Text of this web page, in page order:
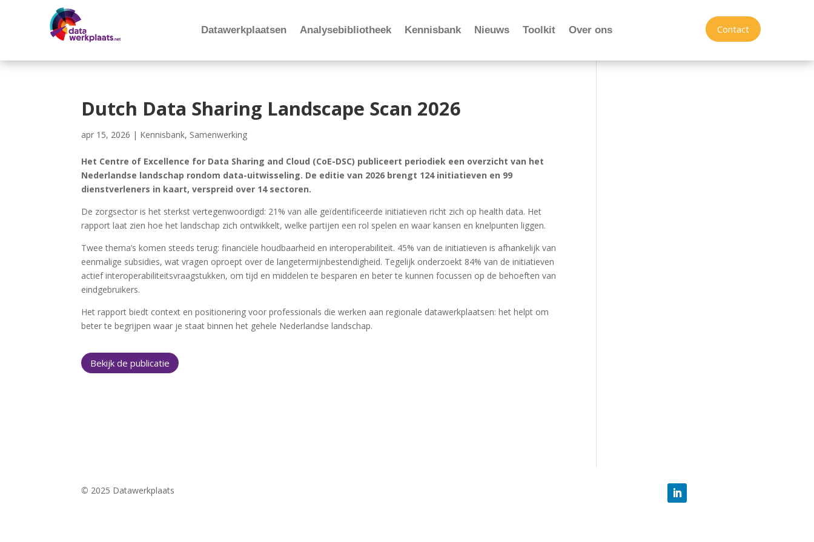
Datawerkplaatsen Analysebibliotheek Kennisbank Nieuws Toolkit Over ons Contact
Dutch Data Sharing Landscape Scan 2026
apr 15, 2026 | Kennisbank, Samenwerking
Het Centre of Excellence for Data Sharing and Cloud (CoE-DSC) publiceert periodiek een overzicht van het
Nederlandse landschap rondom data-uitwisseling. De editie van 2026 brengt 124 initiatieven en 99
dienstverleners in kaart, verspreid over 14 sectoren.
De zorgsector is het sterkst vertegenwoordigd: 21% van alle geïdentificeerde initiatieven richt zich op health data. Het
rapport laat zien hoe het landschap zich ontwikkelt, welke partijen een rol spelen en waar kansen en knelpunten liggen.
Twee thema’s komen steeds terug: financiële houdbaarheid en interoperabiliteit. 45% van de initiatieven is afhankelijk van
eenmalige subsidies, wat vragen oproept over de langetermijnbestendigheid. Tegelijk onderzoekt 84% van de initiatieven
actief interoperabiliteitsvraagstukken, om tijd en middelen te besparen en beter te kunnen focussen op de behoeften van
eindgebruikers.
Het rapport biedt context en positionering voor professionals die werken aan regionale datawerkplaatsen: het helpt om
beter te begrijpen waar je staat binnen het gehele Nederlandse landschap.
Bekijk de publicatie
© 2025 Datawerkplaats